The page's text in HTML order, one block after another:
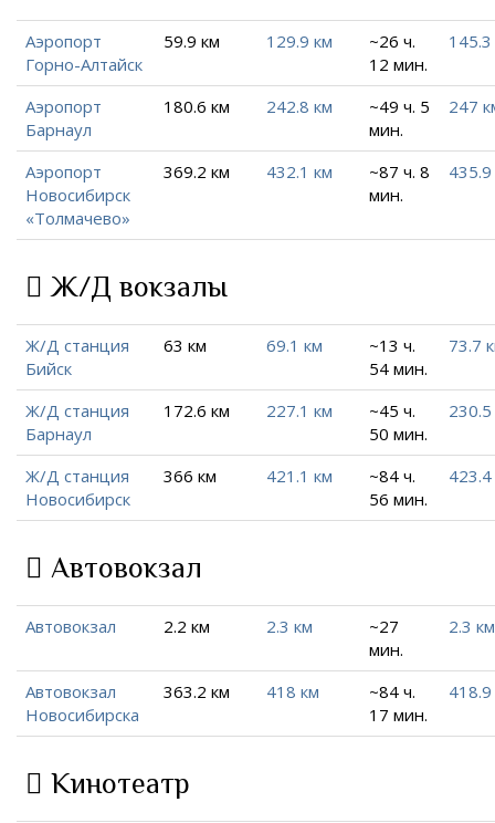
Аэропорт
Горно-Алтайск
59.9 км 129.9 км
~26 ч.
12 мин.
Аэропорт
Барнаул
180.6 км 242.8 км
~49 ч. 5
мин.
247
Аэропорт
Новосибирск
«Толмачево»
369.2 км 432.1 км
~87 ч. 8
мин.
Ж/Д вокзалы
Ж/Д станция
Бийск
63 км 69.1 км
~13 ч.
54 мин.
73.7
Ж/Д станция
Барнаул
172.6 км 227.1 км
~45 ч.
50 мин.
Ж/Д станция
Новосибирск
366 км 421.1 км
~84 ч.
56 мин.
Автовокзал
Автовокзал 2.2 км 2.3 км
~27
мин.
2.3 км
Автовокзал
Новосибирска
363.2 км 418 км
~84 ч.
17 мин.
Кинотеатр